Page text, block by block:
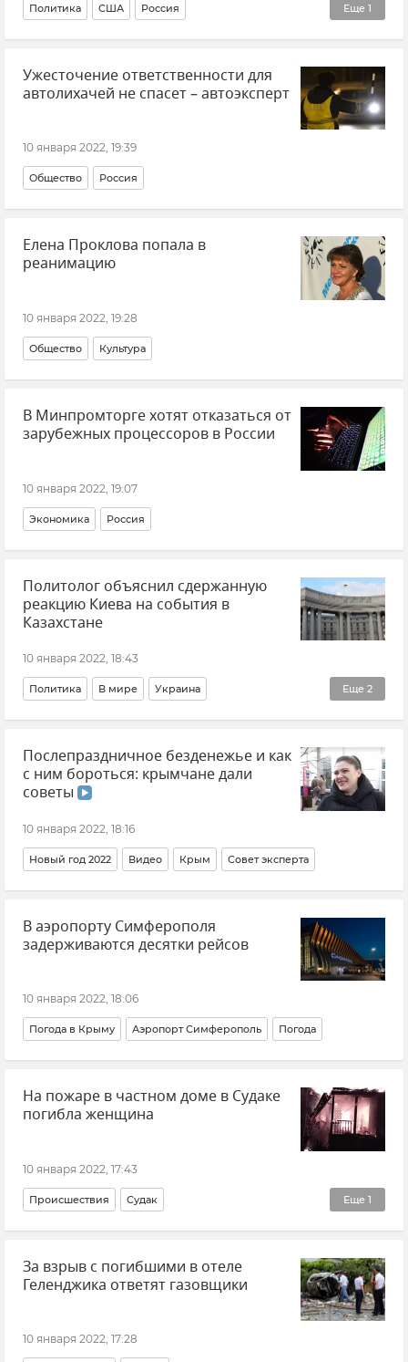
Еще 1
Политика США Россия
Министерство иностранных дел РФ (МИД РФ)
Ужесточение ответственности для
автолихачей не спасет – автоэксперт
10 января 2022, 19:39
Общество Россия
Елена Проклова попала в
реанимацию
10 января 2022, 19:28
Общество Культура
В Минпромторге хотят отказаться от
зарубежных процессоров в России
10 января 2022, 19:07
Экономика Россия
Политолог объяснил сдержанную
реакцию Киева на события в
Казахстане
10 января 2022, 18:43
Еще 2
Политика В мире Украина
Общественно-политическая ситуация на Украине
Казахстан
Послепраздничное безденежье и как
с ним бороться: крымчане дали
советы
10 января 2022, 18:16
Новый год 2022 Видео Крым Совет эксперта
В аэропорту Симферополя
задерживаются десятки рейсов
10 января 2022, 18:06
Погода в Крыму Аэропорт Симферополь Погода
На пожаре в частном доме в Судаке
погибла женщина
10 января 2022, 17:43
Еще 1
Происшествия Судак
МЧС РФ (Министерство чрезвычайных ситуаций Российской Федерации)
За взрыв с погибшими в отеле
Геленджика ответят газовщики
10 января 2022, 17:28